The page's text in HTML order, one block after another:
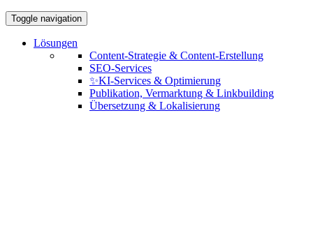
Toggle navigation
Lösungen
Content-Strategie & Content-Erstellung
SEO-Services
✨KI-Services & Optimierung
Publikation, Vermarktung & Linkbuilding
Übersetzung & Lokalisierung